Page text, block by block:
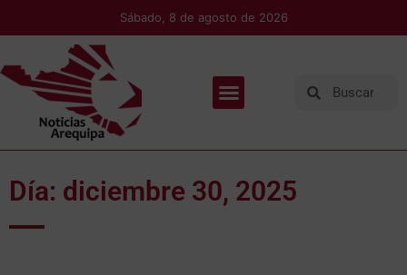
Sábado, 8 de agosto de 2026
Día: diciembre 30, 2025